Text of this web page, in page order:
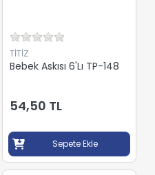
TİTİZ
Bebek Askısı 6'Lı TP-148
54,50 TL
Sepete Ekle